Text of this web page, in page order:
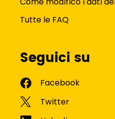
Tutte le FAQ
Seguici su